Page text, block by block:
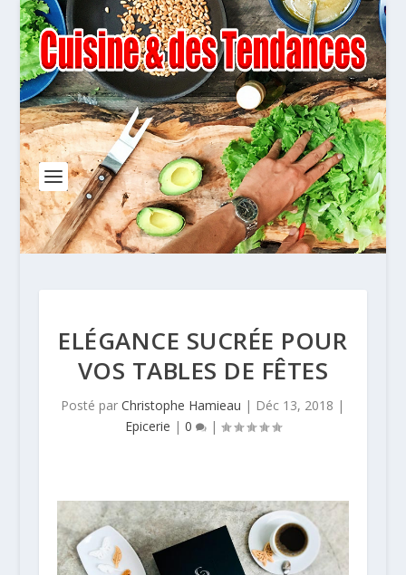
ELÉGANCE SUCRÉE POUR
VOS TABLES DE FÊTES
Posté parChristophe Hamieau | Déc 13, 2018 |
Epicerie | 0 |